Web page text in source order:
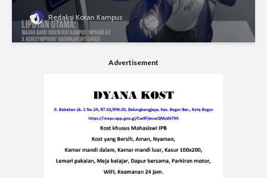
Redaksi Koran Kampus
Advertisement